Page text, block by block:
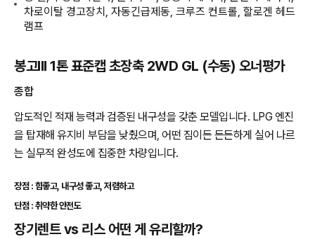
차로이탈 경고장치, 자동긴급제동, 크루즈 컨트롤, 할로겐 헤드
램프
봉고III 1톤 표준캡 초장축 2WD GL (수동) 오너평가
종합
압도적인 적재 능력과 검증된 내구성을 갖춘 모델입니다. LPG 엔진
을 탑재해 유지비 부담을 낮췄으며, 어떤 짐이든 든든하게 실어 나르
는 실무적 완성도에 집중한 차량입니다.
장점 : 힘좋고, 내구성 좋고, 저렴하고
단점 : 취약한 안전도
장기렌트 vs 리스 어떤 게 유리할까?